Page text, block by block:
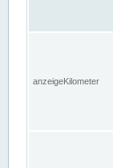
anzeigeKilometer